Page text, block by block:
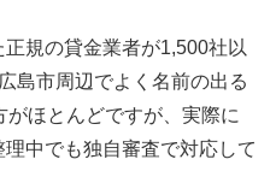
規の貸金業者が1,500社以
島市周辺でよく名前の出る
ほとんどですが、実際に
中でも独自審査で対応して